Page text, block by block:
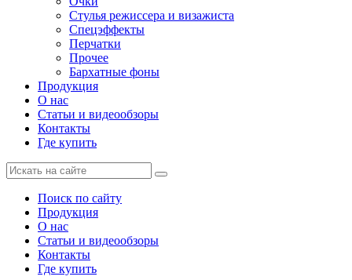
Стулья режиссера и визажиста
Спецэффекты
Перчатки
Прочее
Бархатные фоны
Продукция
О нас
Статьи и видеообзоры
Контакты
Где купить
Поиск по сайту
Продукция
О нас
Статьи и видеообзоры
Контакты
Где купить